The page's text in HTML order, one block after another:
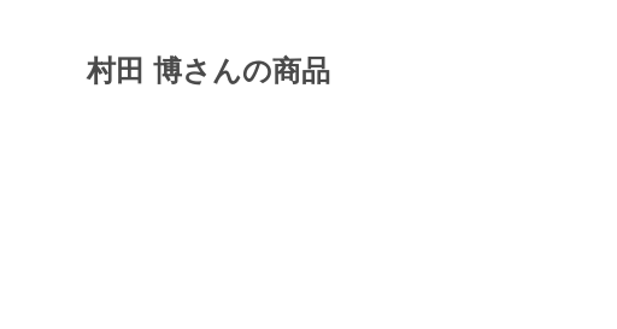
村田 博さんの商品